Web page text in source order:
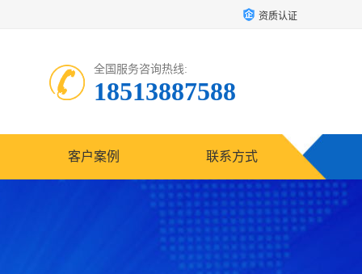
资质认证
全国服务咨询热线:
18513887588
客户案例 联系方式